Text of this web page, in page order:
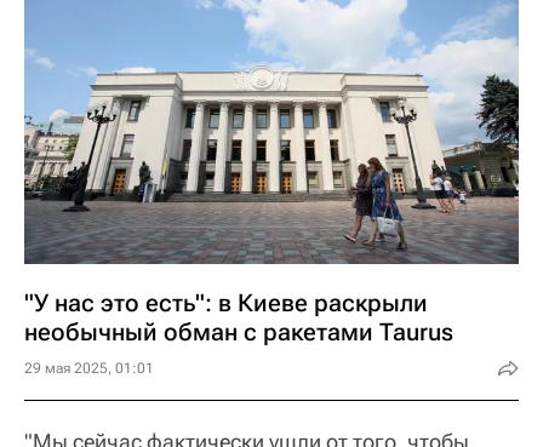
"У нас это есть": в Киеве раскрыли
необычный обман с ракетами Taurus
29 мая 2025, 01:01
"Мы сейчас фактически ушли от того, чтобы